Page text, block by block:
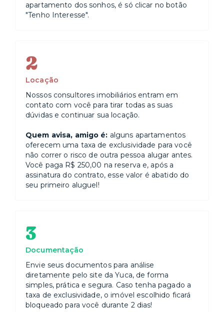
apartamento dos sonhos, é só clicar no botão
"Tenho Interesse".
2
Locação
Nossos consultores imobiliários entram em
contato com você para tirar todas as suas
dúvidas e continuar sua locação.
Quem avisa, amigo é: alguns apartamentos
oferecem uma taxa de exclusividade para você
não correr o risco de outra pessoa alugar antes.
Você paga R$ 250,00 na reserva e, após a
assinatura do contrato, esse valor é abatido do
seu primeiro aluguel!
3
Documentação
Envie seus documentos para análise
diretamente pelo site da Yuca, de forma
simples, prática e segura. Caso tenha pagado a
taxa de exclusividade, o imóvel escolhido ficará
bloqueado para você durante 2 dias!